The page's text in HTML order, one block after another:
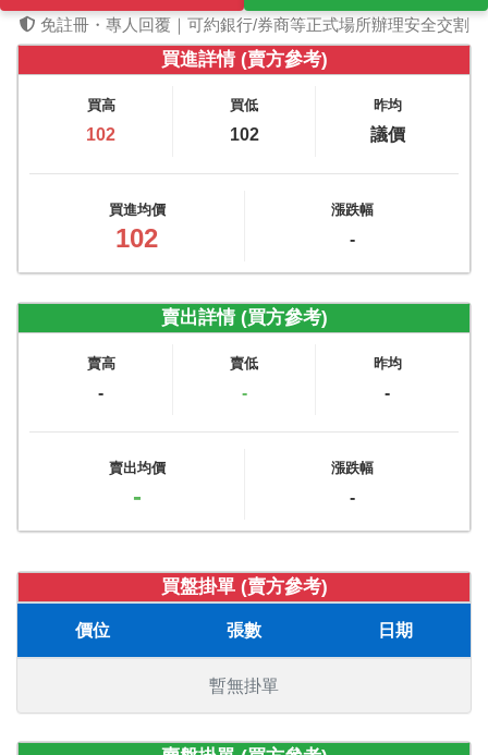
免註冊・專人回覆｜可約銀行/券商等正式場所辦理安全交割
買進詳情 (賣方參考)
買高
102
買低
102
昨均
議價
買進均價
102
漲跌幅
-
賣出詳情 (買方參考)
賣高
-
賣低
-
昨均
-
賣出均價
-
漲跌幅
-
買盤掛單 (賣方參考)
價位 張數 日期
暫無掛單